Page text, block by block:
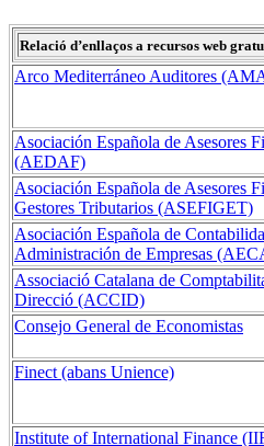
Relació d’enllaços a recursos web
Arco Mediterráneo Auditores
Asociación Española de Asesores
(AEDAF)
Asociación Española de Asesores
Gestores Tributarios (ASEFIGET)
Asociación Española de
Administración de Empresas
Associació Catalana de
Direcció (ACCID)
Consejo General de Economistas
Finect (abans Unience)
Institute of International Finance